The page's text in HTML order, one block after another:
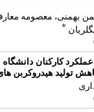
بهمنی، معصومه معارف
کارکنان دانشگاه
هیدروکربن های